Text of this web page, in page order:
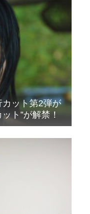
ット第2弾が
ト”が解禁！